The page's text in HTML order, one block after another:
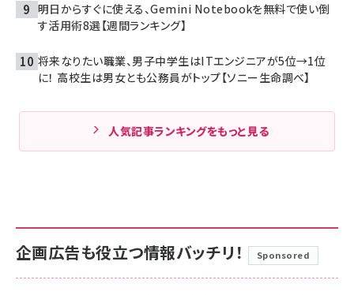
明日からすぐに使える、Gemini Notebookを無料で使い倒
す活用術8選【週間ランキング】
将来なりたい職業、男子中学生はITエンジニアが5位→1位
に！ 高校生は男女とも公務員がトップ【ソニー生命調べ】
人気記事ランキングをもっと見る
企画広告も役立つ情報バッチリ！ Sponsored